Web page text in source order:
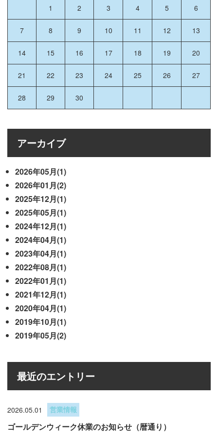
1 2 3 4 5 6
7 8 9 10 11 12 13
14 15 16 17 18 19 20
21 22 23 24 25 26 27
28 29 30
アーカイブ
2026年05月(1)
2026年01月(2)
2025年12月(1)
2025年05月(1)
2024年12月(1)
2024年04月(1)
2023年04月(1)
2022年08月(1)
2022年01月(1)
2021年12月(1)
2020年04月(1)
2019年10月(1)
2019年05月(2)
最近のエントリー
2026.05.01 営業情報
ゴールデンウィーク休業のお知らせ（暦通り）